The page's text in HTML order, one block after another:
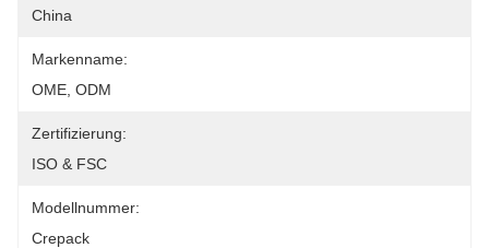
China
Markenname:
OME, ODM
Zertifizierung:
ISO & FSC
Modellnummer:
Crepack